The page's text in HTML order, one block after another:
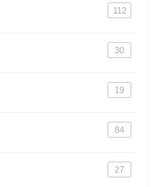
112
30
19
84
27